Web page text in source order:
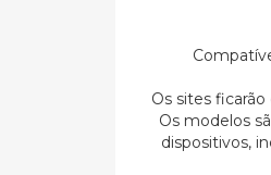
Os sites
Os modelos
dispositivos,